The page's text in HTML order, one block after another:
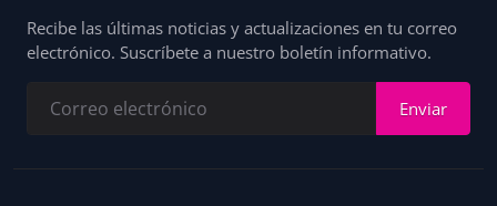
Recibe las últimas noticias y actualizaciones en tu correo
electrónico. Suscríbete a nuestro boletín informativo.
Enviar